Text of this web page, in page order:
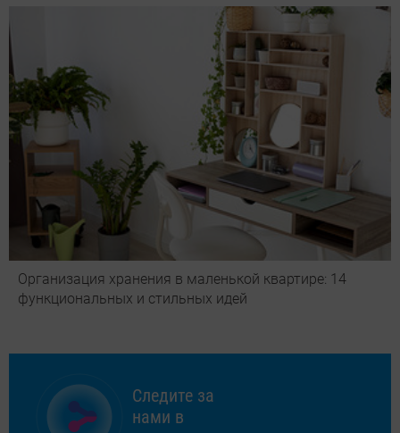
Организация хранения в маленькой квартире: 14
функциональных и стильных идей
Следите за
нами в